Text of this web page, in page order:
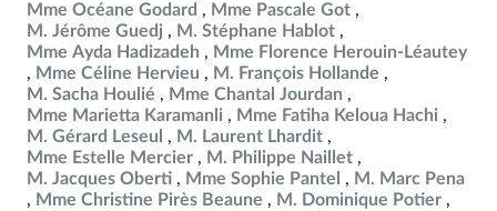
Mme Océane Godard
Mme Pascale Got
M. Jérôme Guedj
M. Stéphane Hablot
Mme Ayda Hadizadeh
Mme Florence Herouin-Léautey
Mme Céline Hervieu
M. François Hollande
M. Sacha Houlié
Mme Chantal Jourdan
Mme Marietta Karamanli
Mme Fatiha Keloua Hachi
M. Gérard Leseul
M. Laurent Lhardit
Mme Estelle Mercier
M. Philippe Naillet
M. Jacques Oberti
Mme Sophie Pantel
M. Marc Pena
Mme Christine Pirès Beaune
M. Dominique Potier